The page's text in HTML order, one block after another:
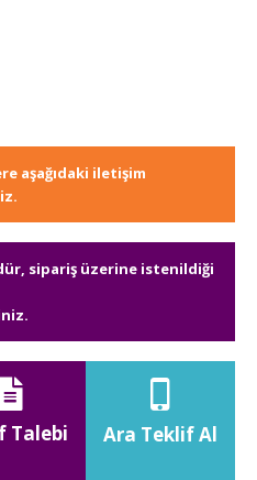
aşağıdaki iletişim
sipariş üzerine istenildiği
Talebi Ara Teklif Al